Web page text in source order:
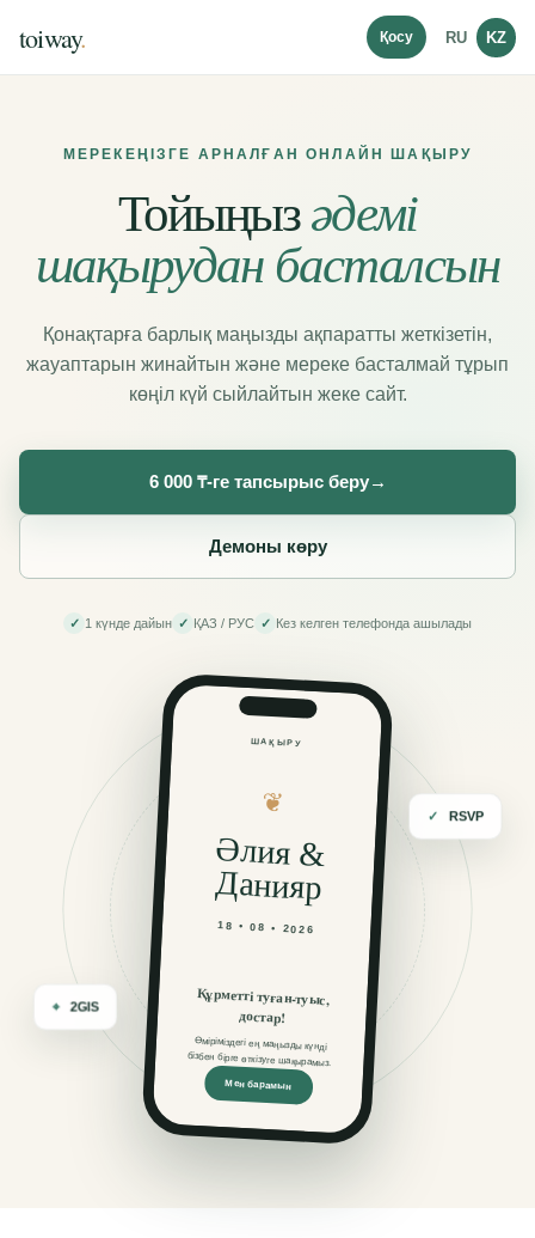
toiway. RU KZ
МЕРЕКЕҢІЗГЕ АРНАЛҒАН ОНЛАЙН ШАҚЫРУ
Тойыңызәдемі
шақырудан басталсын
Қонақтарға барлық маңызды ақпаратты жеткізетін,
жауаптарын жинайтын және мереке басталмай тұрып
көңіл күй сыйлайтын жеке сайт.
6 000 ₸-ге тапсырыс беру→
Демоны көру
✓ 1 күнде дайын ✓ ҚАЗ / РУС ✓ Кез келген телефонда ашылады
ШАҚЫРУ
❦
Әлия &
Данияр
18 • 08 • 2026
Құрметті туған-туыс,
достар!
Өміріміздегі ең маңызды күнді
бізбен бірге өткізуге шақырамыз.
Мен барамын
✓ RSVP
⌖ 2GIS